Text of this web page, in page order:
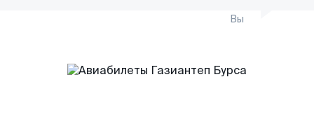
Вы